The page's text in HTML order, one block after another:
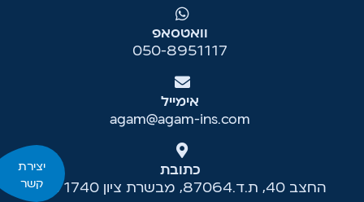
יצירת
קשר
וואטסאפ
050-8951117
אימייל
agam@agam-ins.com
כתובת
החצב 40, ת.ד.87064, מבשרת ציון 9071740